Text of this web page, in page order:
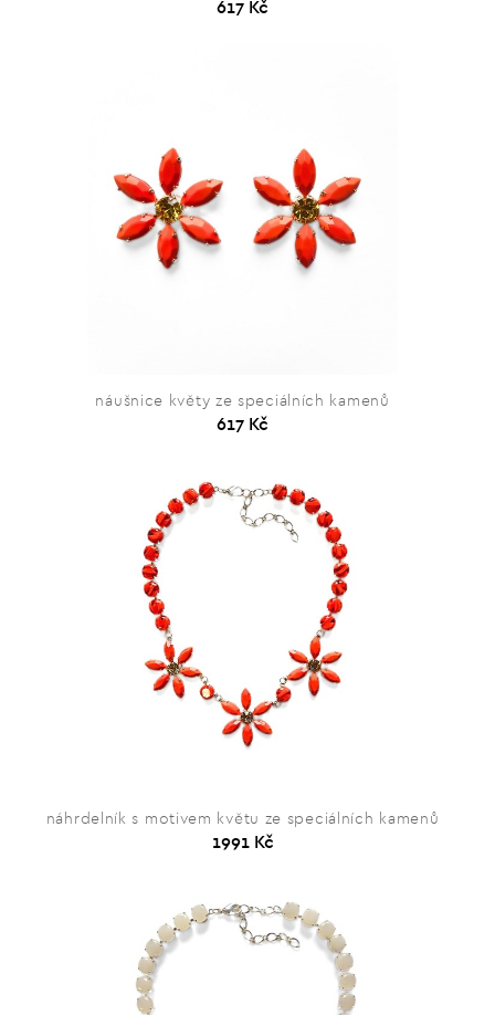
617 Kč
náušnice květy ze speciálních kamenů
617 Kč
náhrdelník s motivem květu ze speciálních kamenů
1991 Kč